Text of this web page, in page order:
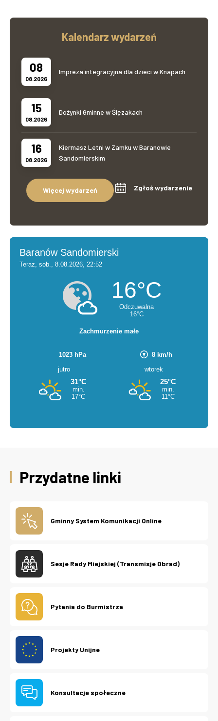
Kalendarz wydarzeń
08
08.2026
Impreza integracyjna dla dzieci w Knapach
15
08.2026
Dożynki Gminne w Ślęzakach
16
08.2026
Kiermasz Letni w Zamku w Baranowie
Sandomierskim
Więcej wydarzeń Zgłoś wydarzenie
Przydatne linki
Gminny System Komunikacji Online
Sesje Rady Miejskiej (Transmisje Obrad)
Pytania do Burmistrza
Projekty Unijne
Konsultacje społeczne